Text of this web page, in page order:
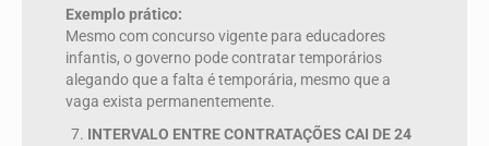
Exemplo prático:
Mesmo com concurso vigente para educadores
infantis, o governo pode contratar temporários
alegando que a falta é temporária, mesmo que a
vaga exista permanentemente.
INTERVALO ENTRE CONTRATAÇÕES CAI DE 24